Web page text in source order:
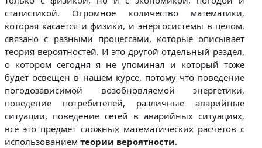
статистикой. Огромное количество математики,
которая касается и физики, и энергосистемы в целом,
связано с разными процессами, которые описывает
теория вероятностей. И это другой отдельный раздел,
о котором сегодня я не упоминал и который тоже
будет освещен в нашем курсе, потому что поведение
погодозависимой возобновляемой энергетики,
поведение потребителей, различные аварийные
ситуации, поведение сетей в аварийных ситуациях,
все это предмет сложных математических расчетов с
использованием теории вероятности.